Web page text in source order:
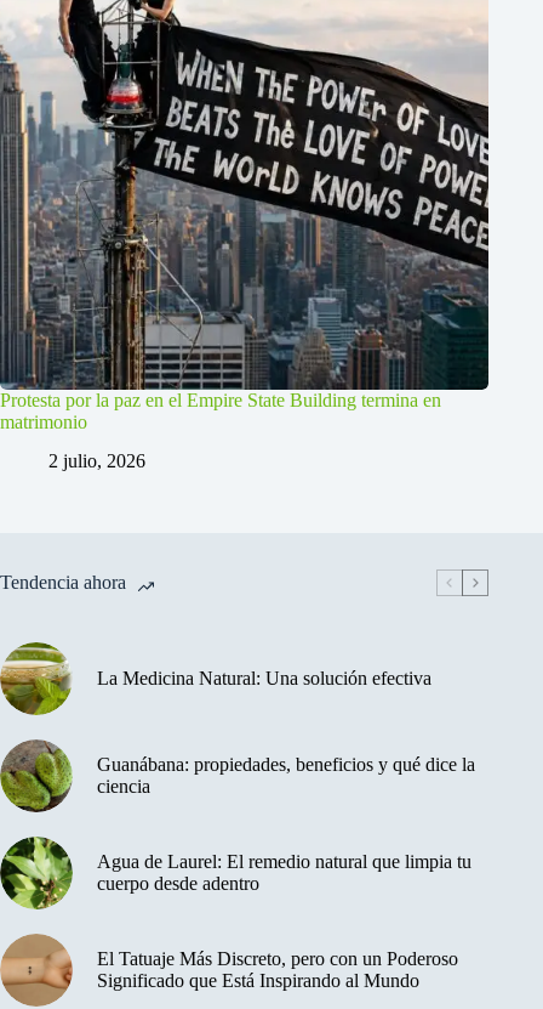
Protesta por la paz en el Empire State Building termina en
matrimonio
2 julio, 2026
Tendencia ahora
La Medicina Natural: Una solución efectiva
Guanábana: propiedades, beneficios y qué dice la
ciencia
Agua de Laurel: El remedio natural que limpia tu
cuerpo desde adentro
El Tatuaje Más Discreto, pero con un Poderoso
Significado que Está Inspirando al Mundo